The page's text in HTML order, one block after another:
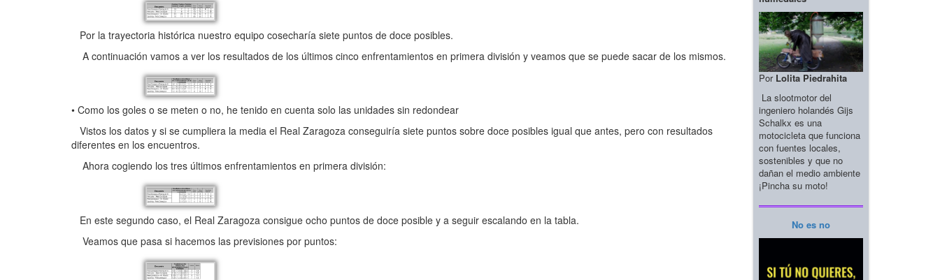
Por la trayectoria histórica nuestro equipo cosecharía siete puntos de doce posibles.
A continuación vamos a ver los resultados de los últimos cinco enfrentamientos en primera división y veamos que se puede sacar de los mismos.
• Como los goles o se meten o no, he tenido en cuenta solo las unidades sin redondear
Vistos los datos y si se cumpliera la media el Real Zaragoza conseguiría siete puntos sobre doce posibles igual que antes, pero con resultados
diferentes en los encuentros.
Ahora cogiendo los tres últimos enfrentamientos en primera división:
En este segundo caso, el Real Zaragoza consigue ocho puntos de doce posible y a seguir escalando en la tabla.
Veamos que pasa si hacemos las previsiones por puntos:
Por Lolita Piedrahita
La slootmotor del
ingeniero holandés Gijs
Schalkx es una
motocicleta que funciona
con fuentes locales,
sostenibles y que no
dañan el medio ambiente
¡Pincha su moto!
No es no